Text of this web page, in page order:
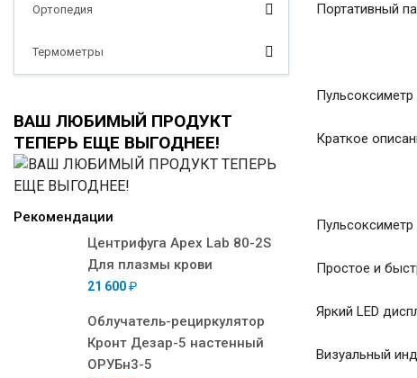
Ортопедия
Термометры
ВАШ ЛЮБИМЫЙ ПРОДУКТ
ТЕПЕРЬ ЕЩЕ ВЫГОДНЕЕ!
Рекомендации
Центрифуга Apex Lab 80-2S
Для плазмы крови
21 600₽
Облучатель-рециркулятор
Кронт Дезар-5 настенный
ОРУБн3-5
Портативный
Краткое
Простое и
Яркий LED
Визуальный